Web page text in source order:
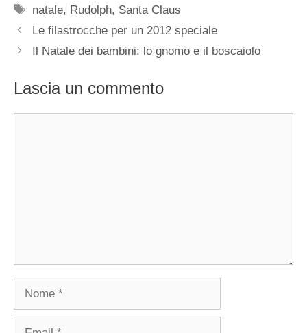
Tag
natale, Rudolph, Santa Claus
Le filastrocche per un 2012 speciale
Il Natale dei bambini: lo gnomo e il boscaiolo
Lascia un commento
Nome
Email